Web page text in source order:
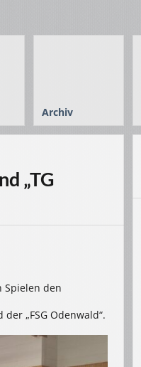
Archiv
„TG
Spielen den
„FSG Odenwald“.